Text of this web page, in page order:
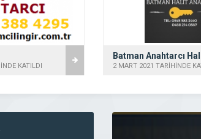
KATILDI
Batman Anahtarcı
2 MART 2021 TARİHİNDE